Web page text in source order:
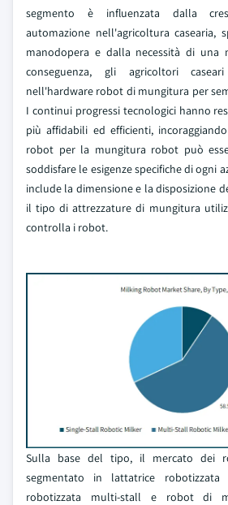
segmento è influenzata dalla
automazione nell'agricoltura casearia,
manodopera e dalla necessità di una
conseguenza, gli agricoltori
nell'hardware robot di mungitura per
I continui progressi tecnologici hanno
più affidabili ed efficienti,
robot per la mungitura robot può
soddisfare le esigenze specifiche di ogni
include la dimensione e la disposizione
il tipo di attrezzature di mungitura
controlla i robot.
Sulla base del tipo, il mercato dei
segmentato in lattatrice robotizzata
robotizzata multi-stall e robot di